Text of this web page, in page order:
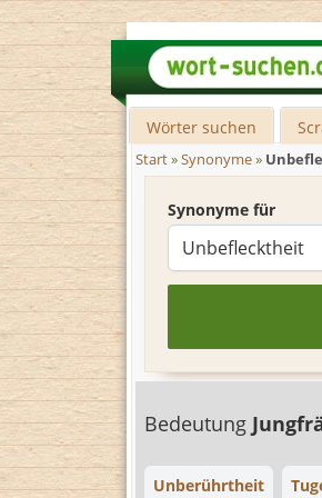
Wörter suchen
Start»Synonyme»
Synonyme für
Bedeutung
Unberührtheit